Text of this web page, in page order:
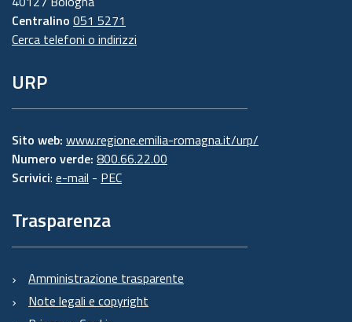
Centralino 051 5271
Cerca telefoni o indirizzi
URP
Sito web: www.regione.emilia-romagna.it/urp/
Numero verde: 800.66.22.00
Scrivici: e-mail - PEC
Trasparenza
Amministrazione trasparente
Note legali e copyright